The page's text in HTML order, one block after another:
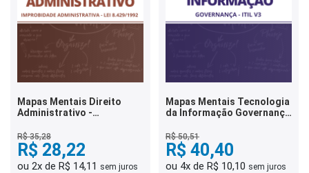
Mapas Mentais Direito
Administrativo -
Administrativa (PDF)
R$ 35,28
R$ 28,22
ou 2x de R$ 14,11 sem juros
Mapas Mentais Tecnologia
da Informação Governança
R$ 50,51
R$ 40,40
ou 4x de R$ 10,10 sem juros